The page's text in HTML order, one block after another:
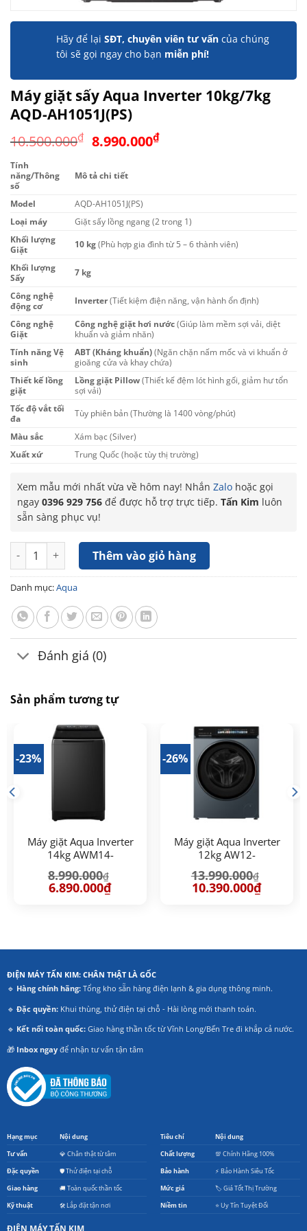
Hãy để lại SĐT, chuyên viên tư vấn của chúng
tôi sẽ gọi ngay cho bạn miễn phí!
Máy giặt sấy Aqua Inverter 10kg/7kg
AQD-AH1051J(PS)
10.500.000₫ Giá
là:
8.990.000₫Giá
Tính
năng/Thông
số
Mô tả chi tiết
Model
AQD-AH1051J(PS)
Loại máy
Giặt sấy lồng ngang (2 trong 1)
Khối lượng
Giặt
10 kg(Phù hợp gia đình từ 5 – 6 thành viên)
Khối lượng
Sấy
7 kg
Công nghệ
động cơ
Inverter(Tiết kiệm điện năng, vận hành ổn định)
Công nghệ
Giặt
Công nghệ giặt hơi nước(Giúp làm mềm sợi vải, diệt
khuẩn và giảm nhăn)
Tính năng Vệ
sinh
ABT (Kháng khuẩn)(Ngăn chặn nấm mốc và vi khuẩn ở
gioăng cửa và khay chứa)
Thiết kế lồng
giặt
Lồng giặt Pillow(Thiết kế đệm lót hình gối, giảm hư tổn
sợi vải)
Tốc độ vắt tối
đa
Tùy phiên bản (Thường là 1400 vòng/phút)
Màu sắc
Xám bạc (Silver)
Xuất xứ
Trung Quốc (hoặc tùy thị trường)
Xem mẫu mới nhất vừa về hôm nay! Nhắn Zalo hoặc gọi
ngay 0396 929 756 để được hỗ trợ trực tiếp. Tấn Kim luôn
sẵn sàng phục vụ!
Máy giặt sấy Aqua Inverter 10kg/7kg AQD-AH1051J(PS) số
Thêm vào giỏ hàng
Danh mục:Aqua
Đánh giá (0)
Sản phẩm tương tự
-23%
Máy giặt Aqua Inverter
14kg AWM14-
8.990.000₫
Giá
gốc
6.890.000₫Giá
-26%
Máy giặt Aqua Inverter
12kg AW12-
13.990.000₫
Giá
gốc
10.390.000₫Giá
ĐIỆN MÁY TẤN KIM: CHÂN THẬT LÀ GỐC
🔹 Hàng chính hãng:Tổng kho sẵn hàng điện lạnh & gia dụng thông minh.
🔹 Đặc quyền:Khui thùng, thử điện tại chỗ - Hài lòng mới thanh toán.
🔹 Kết nối toàn quốc:Giao hàng thần tốc từ Vĩnh Long/Bến Tre đi khắp cả nước.
🎁 Inbox ngayđể nhận tư vấn tận tâm
Hạng mục Nội dung
Tư vấn 💎 Chân thật từ tâm
Đặc quyền 🛡️ Thử điện tại chỗ
Giao hàng 🚚 Toàn quốc thần tốc
Kỹ thuật 🛠️ Lắp đặt tận nơi
Tiêu chí Nội dung
Chất lượng 💯 Chính Hãng 100%
Bảo hành ⚡ Bảo Hành Siêu Tốc
Mức giá 🏷️ Giá Tốt Thị Trường
Niềm tin ⭐ Uy Tín Tuyệt Đối
ĐIỆN MÁY TẤN KIM